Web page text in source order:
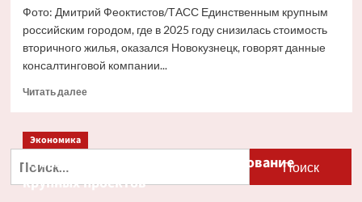
Фото: Дмитрий Феоктистов/ТАСС Единственным крупным
российским городом, где в 2025 году снизилась стоимость
вторичного жилья, оказался Новокузнецк, говорят данные
консалтинговой компании...
Читать далееПрочитать
Новостройки
большинству
по
Экономика
Путин и Костин обсудили кредитование
крупных проектов